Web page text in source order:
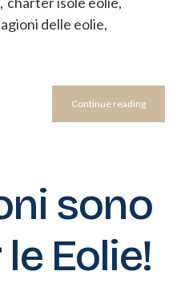
delle eolie,
Continue reading
sono
Eolie!